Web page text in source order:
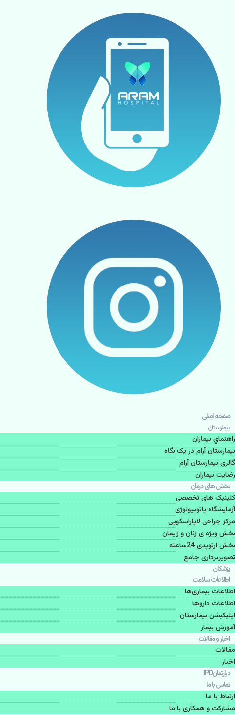
صفحه اصلی
بيمارستان
راهنماي بیماران
بیمارستان آرام در یک نگاه
گالری بیمارستان آرام
رضایت بیماران
بخش های درمان
کلینیک های تخصصی
آزمایشگاه پاتوبیولوژی
مرکز جراحی لاپاراسکوپی
بخش ویژه ی زنان و زایمان
بخش ارتوپدی 24ساعته
تصویربرداری جامع
پزشكان
اطلاعات سلامت
اطلاعات بیماری‌ها
اطلاعات دارو‌ها
اپليكيشن بيمارستان
آموزش بیمار
اخبار و مقالات
مقالات
اخبار
دپارتمانIPD
تماس با ما
ارتباط با ما
مشاركت و همكاری با ما